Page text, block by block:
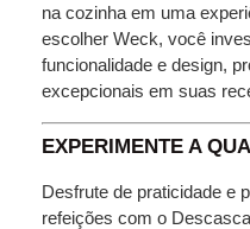
na cozinha em uma
escolher Weck, você
funcionalidade e design,
excepcionais em suas
EXPERIMENTE A
Desfrute de praticidade e
refeições com o